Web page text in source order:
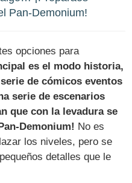
Pan-Demonium!
opciones para
es el modo historia,
de cómicos eventos
serie de escenarios
que con la levadura se
Demonium! No es
los niveles, pero se
detalles que le